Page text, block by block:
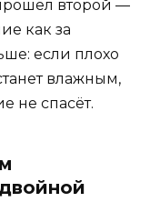
второй —
как за
если плохо
влажным,
не спасёт.